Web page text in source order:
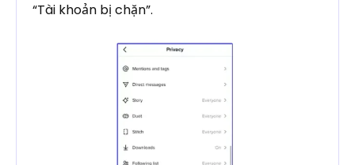
“Tài khoản bị chặn”.